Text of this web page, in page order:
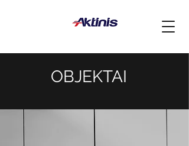
OBJEKTAI